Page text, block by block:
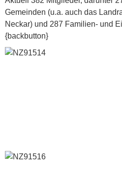
Gemeinden (u.a. auch das
Neckar) und 287 Familien- und
{backbutton}